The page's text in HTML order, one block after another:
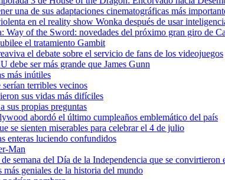
una de sus adaptaciones cinematográficas más
en el reality show Wonka después de usar
Way of the Sword: novedades del próximo gran giro de
el tratamiento Gambit
el debate sobre el servicio de fans de los videojuegos
debe ser más grande que James Gunn
más inútiles
serían terribles vecinos
sus vidas más difíciles
sus propias preguntas
abordó el último cumpleaños emblemático del país
se sienten miserables para celebrar el 4 de julio
enteras luciendo confundidos
Man
semana del Día de la Independencia que se convirtieron
más geniales de la historia del mundo